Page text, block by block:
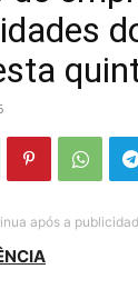
após a